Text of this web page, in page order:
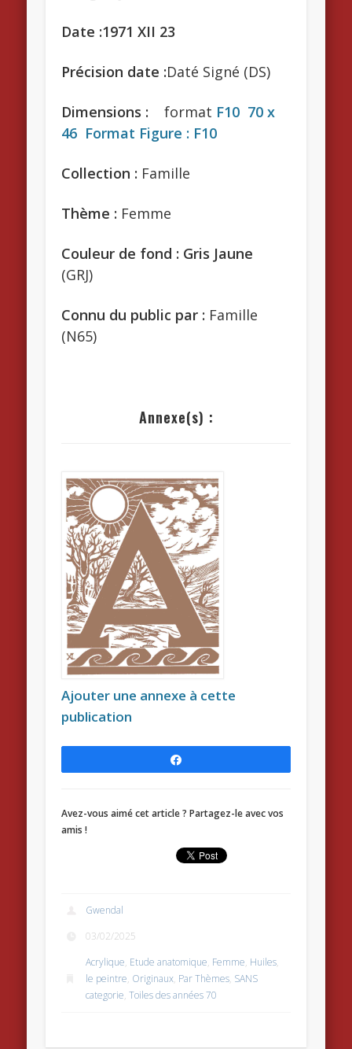
Date :1971 XII 23
Précision date :Daté Signé (DS)
Dimensions : format F10 70 x
46 Format Figure : F10
Collection : Famille
Thème : Femme
Couleur de fond : Gris Jaune
(GRJ)
Connu du public par : Famille
(N65)
Annexe(s) :
Ajouter une annexe à cette
publication
Avez-vous aimé cet article ? Partagez-le avec vos
amis !
Gwendal
03/02/2025
Acrylique, Etude anatomique, Femme, Huiles,
le peintre, Originaux, Par Thèmes, SANS
categorie,Toiles des années 70